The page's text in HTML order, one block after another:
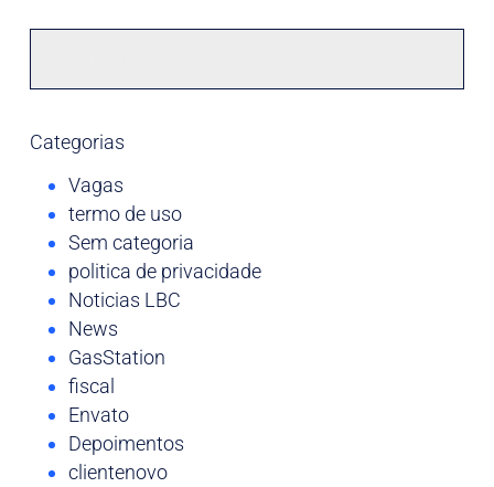
Categorias
Vagas
termo de uso
Sem categoria
politica de privacidade
Noticias LBC
News
GasStation
fiscal
Envato
Depoimentos
clientenovo